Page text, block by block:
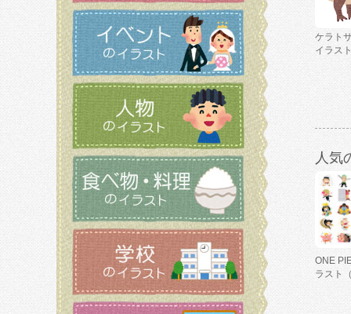
ケラト
イラス
人気
ONE
ラスト